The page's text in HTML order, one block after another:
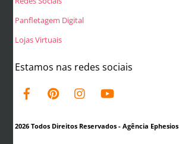
Panfletagem Digital
Lojas Virtuais
Estamos nas redes sociais
2026 Todos Direitos Reservados - Agência Ephesios